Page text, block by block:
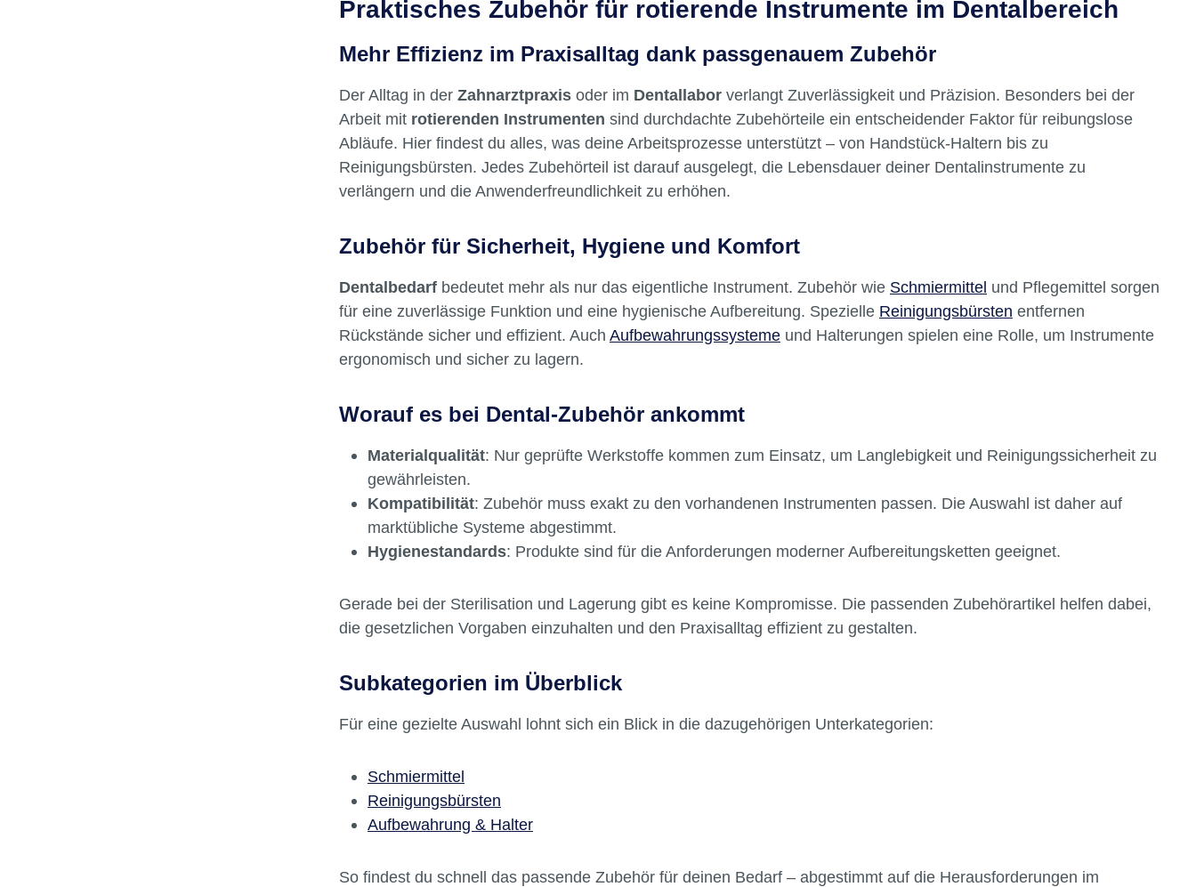
beim Approximal-Stripping
Behandlungen Vorteile Lange
Lebensdauer durch Inox-Stahl
Sichere Handhabung dank des
Griffes Variable Anwendung der 8
Instrumente, einzeln oder
zusammen mit einer
KunststoffNiete fixiert Präzise
Messung des Abstandes dank der
Anzahl an messbaren Abständen,
Instrumente Leichtes Ablesen der
Instrumenten Dimensionen Inhalt: 8
Instrumente 0,1 mm, 0,15 mm, 0,2
mm, 0,25 mm, 0,3 mm, 0,4 mm, 0,5
Praktisches Zubehör für rotierende Instrumente im Dentalbereich
Mehr Effizienz im Praxisalltag dank passgenauem Zubehör
Der Alltag in der Zahnarztpraxis oder im Dentallabor verlangt Zuverlässigkeit und Präzision. Besonders bei der
Arbeit mit rotierenden Instrumenten sind durchdachte Zubehörteile ein entscheidender Faktor für reibungslose
Abläufe. Hier findest du alles, was deine Arbeitsprozesse unterstützt – von Handstück-Haltern bis zu
Reinigungsbürsten. Jedes Zubehörteil ist darauf ausgelegt, die Lebensdauer deiner Dentalinstrumente zu
verlängern und die Anwenderfreundlichkeit zu erhöhen.
Zubehör für Sicherheit, Hygiene und Komfort
Dentalbedarf bedeutet mehr als nur das eigentliche Instrument. Zubehör wie Schmiermittel und Pflegemittel sorgen
für eine zuverlässige Funktion und eine hygienische Aufbereitung. Spezielle Reinigungsbürsten entfernen
Rückstände sicher und effizient. Auch Aufbewahrungssysteme und Halterungen spielen eine Rolle, um Instrumente
ergonomisch und sicher zu lagern.
Worauf es bei Dental-Zubehör ankommt
Materialqualität: Nur geprüfte Werkstoffe kommen zum Einsatz, um Langlebigkeit und Reinigungssicherheit zu
gewährleisten.
Kompatibilität: Zubehör muss exakt zu den vorhandenen Instrumenten passen. Die Auswahl ist daher auf
marktübliche Systeme abgestimmt.
Hygienestandards: Produkte sind für die Anforderungen moderner Aufbereitungsketten geeignet.
Gerade bei der Sterilisation und Lagerung gibt es keine Kompromisse. Die passenden Zubehörartikel helfen dabei,
die gesetzlichen Vorgaben einzuhalten und den Praxisalltag effizient zu gestalten.
Subkategorien im Überblick
Für eine gezielte Auswahl lohnt sich ein Blick in die dazugehörigen Unterkategorien:
Schmiermittel
Reinigungsbürsten
Aufbewahrung & Halter
So findest du schnell das passende Zubehör für deinen Bedarf – abgestimmt auf die Herausforderungen im